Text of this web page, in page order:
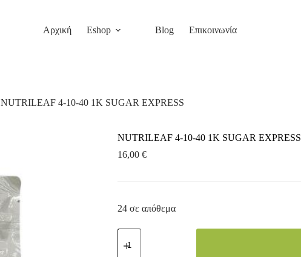
Αρχική Eshop Blog Επικοινωνία
NUTRILEAF 4-10-40 1K SUGAR EXPRESS
NUTRILEAF 4-10-40 1K SUGAR EXPRESS
16,00 €
24 σε απόθεμα